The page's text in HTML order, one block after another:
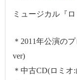
ミュージカル『
＊2011年公演の
ver)
＊中古CD(ロミ